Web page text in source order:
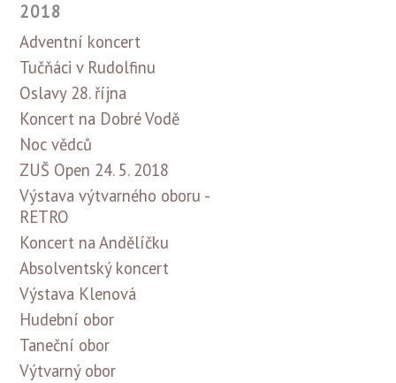
2018
Adventní koncert
Tučňáci v Rudolfinu
Oslavy 28. října
Koncert na Dobré Vodě
Noc vědců
ZUŠ Open 24. 5. 2018
Výstava výtvarného oboru -
RETRO
Koncert na Andělíčku
Absolventský koncert
Výstava Klenová
Hudební obor
Taneční obor
Výtvarný obor